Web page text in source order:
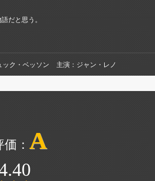
だと思う。
ック・ベッソン 主演 ジャン・レノ
A